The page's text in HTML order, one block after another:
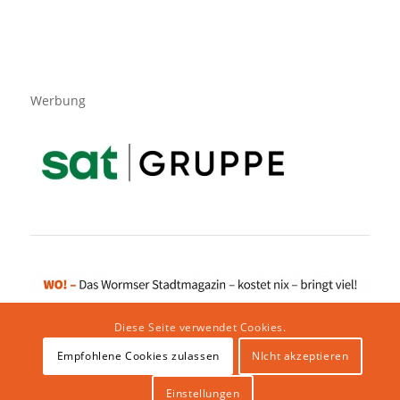
Werbung
Impressum|Datenschutzerklärung|Website von klicklabor.de|
Diese Seite verwendet Cookies.
Empfohlene Cookies zulassen
NIcht akzeptieren
Einstellungen